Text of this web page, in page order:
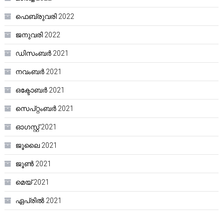
ഫെബ്രുവരി 2022
ജനുവരി 2022
ഡിസംബർ 2021
നവംബർ 2021
ഒക്ടോബർ 2021
സെപ്റ്റംബർ 2021
ഓഗസ്റ്റ്‌ 2021
ജൂലൈ 2021
ജൂൺ 2021
മെയ്‌ 2021
ഏപ്രിൽ 2021